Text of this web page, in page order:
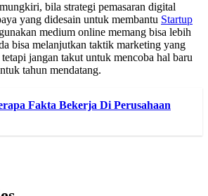
bila strategi pemasaran digital
yang didesain untuk membantu Startup
medium online memang bisa lebih
bisa melanjutkan taktik marketing yang
jangan takut untuk mencoba hal baru
tahun mendatang.
Fakta Bekerja Di Perusahaan